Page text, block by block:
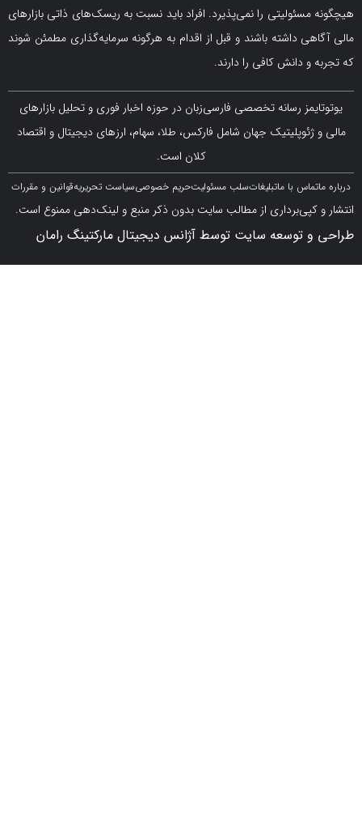
را نمی‌پذیرد. افراد باید نسبت به ریسک‌های ذاتی بازارهای
داشته باشند و قبل از اقدام به هرگونه سرمایه‌گذاری مطمئن شوند
دانش کافی را دارند.
رسانه تخصصی فارسی‌زبان در حوزه اخبار فوری و تحلیل بازارهای
جهان شامل فارکس، طلا، سهام، ارزهای دیجیتال و اقتصاد
با ما تبلیغاتسلب مسئولیتحریم خصوصیسیاست تحریریهقوانین و مقررات
از مطالب سایت بدون ذکر منبع و لینک‌دهی ممنوع است.
سایت توسط آژانس دیجیتال مارکتینگ رامان